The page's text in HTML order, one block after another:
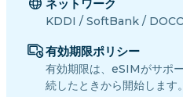
ネットワーク
KDDI / SoftBank /
有効期限ポリシー
有効期限は、eSIMがサポ
続したときから開始します。